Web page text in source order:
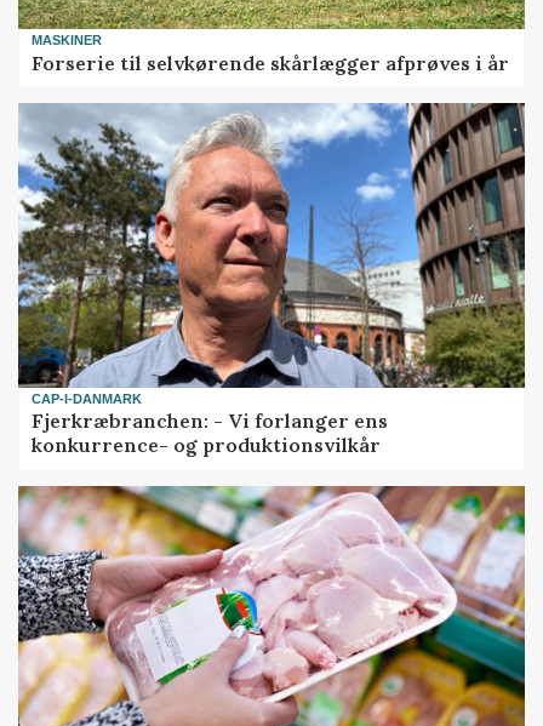
MASKINER
Forserie til selvkørende skårlægger afprøves i år
CAP-I-DANMARK
Fjerkræbranchen: - Vi forlanger ens
konkurrence- og produktionsvilkår